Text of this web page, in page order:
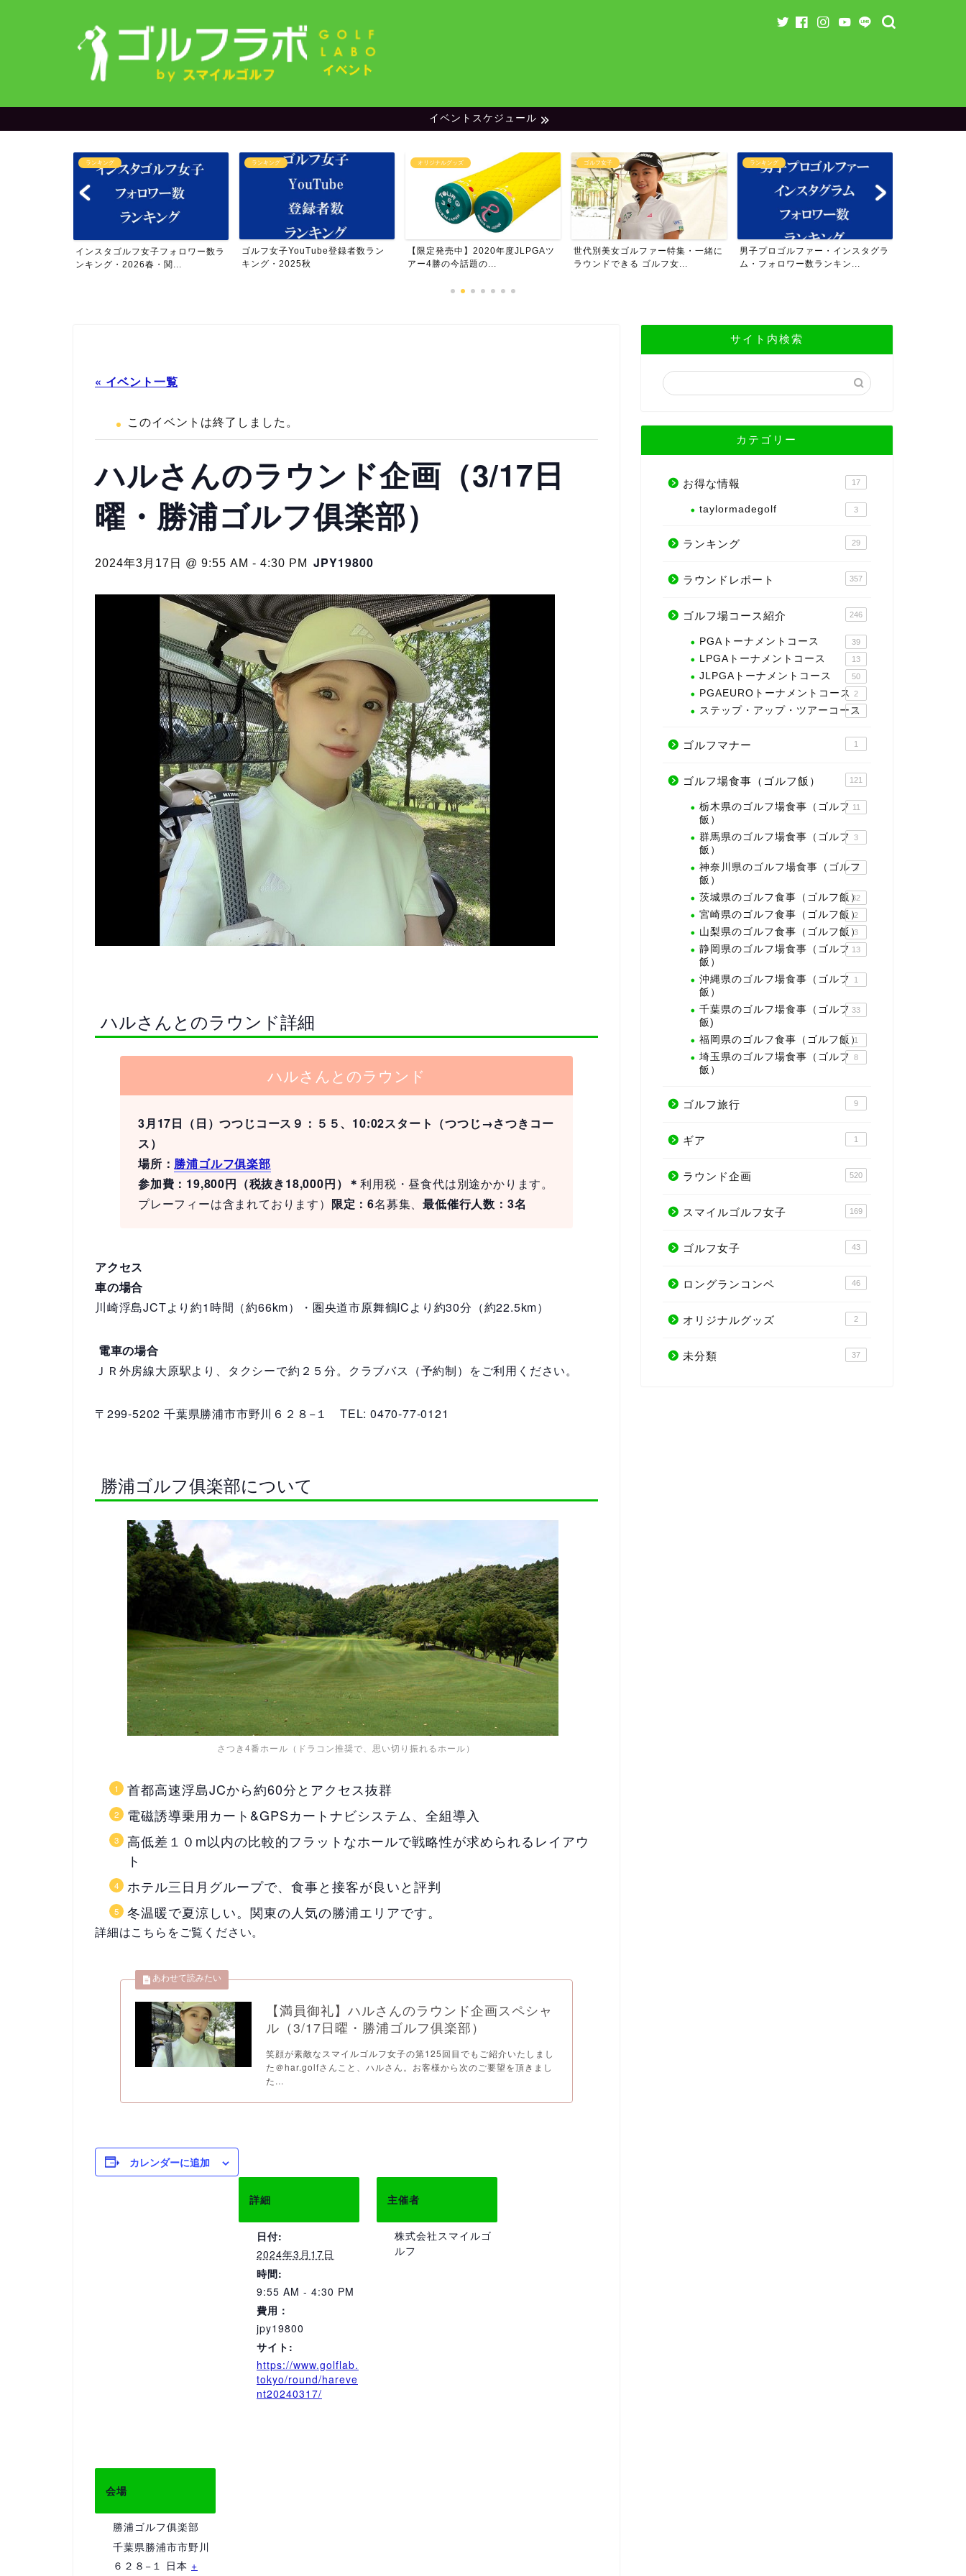
イベントスケジュール
ランキング
インスタゴルフ女子フォロワー数ラ
ンキング・2026春・関...
ランキング
ゴルフ女子YouTube登録者数ラン
キング・2025秋
オリジナルグッズ
【限定発売中】2020年度JLPGAツ
アー4勝の今話題の...
ゴルフ女子
世代別美女ゴルファー特集・一緒に
ラウンドできる ゴルフ女...
ランキング
男子プロゴルファー・インスタグラ
ム・フォロワー数ランキン...
« イベント一覧
このイベントは終了しました。
ハルさんのラウンド企画（3/17日
曜・勝浦ゴルフ俱楽部）
2024年3月17日 @ 9:55 AM - 4:30 PM JPY19800
ハルさんとのラウンド詳細
ハルさんとのラウンド
3月17日（日）つつじコース９：５５、10:02スタート（つつじ→さつきコー
ス）
場所： 勝浦ゴルフ俱楽部
参加費：19,800円（税抜き18,000円）＊利用税・昼食代は別途かかります。
プレーフィーは含まれております） 限定：6名募集、最低催行人数：3名
アクセス
車の場合
川崎浮島JCTより約1時間（約66km）・圏央道市原舞鶴ICより約30分（約22.5km）
電車の場合
ＪＲ外房線大原駅より、タクシーで約２５分。クラブバス（予約制）をご利用ください。
〒299-5202 千葉県勝浦市市野川６２８−１ TEL: 0470-77-0121
勝浦ゴルフ俱楽部について
さつき4番ホール（ドラコン推奨で、思い切り振れるホール）
首都高速浮島JCから約60分とアクセス抜群
電磁誘導乗用カート&GPSカートナビシステム、全組導入
高低差１０m以内の比較的フラットなホールで戦略性が求められるレイアウ
ト
ホテル三日月グループで、食事と接客が良いと評判
冬温暖で夏涼しい。関東の人気の勝浦エリアです。
詳細はこちらをご覧ください。
【満員御礼】ハルさんのラウンド企画スペシャ
ル（3/17日曜・勝浦ゴルフ俱楽部）
笑顔が素敵なスマイルゴルフ女子の第125回目でもご紹介いたしまし
た＠har.golfさんこと、ハルさん。お客様から次のご要望を頂きまし
た...
カレンダーに追加
詳細
日付:
2024年3月17日
時間:
9:55 AM - 4:30 PM
費用：
jpy19800
サイト:
https://www.golflab.
tokyo/round/hareve
nt20240317/
主催者
株式会社スマイルゴ
ルフ
会場
勝浦ゴルフ俱楽部
千葉県勝浦市市野川
６２８−１ 日本 +
サイト内検索
カテゴリー
お得な情報 17
taylormadegolf 3
ランキング 29
ラウンドレポート 357
ゴルフ場コース紹介 246
PGAトーナメントコース 39
LPGAトーナメントコース 13
JLPGAトーナメントコース 50
PGAEUROトーナメントコース 2
ステップ・アップ・ツアーコース
3
ゴルフマナー 1
ゴルフ場食事（ゴルフ飯） 121
栃木県のゴルフ場食事（ゴルフ
飯）
11
群馬県のゴルフ場食事（ゴルフ
飯）
3
神奈川県のゴルフ場食事（ゴルフ
飯）
3
茨城県のゴルフ食事（ゴルフ飯）
32
宮崎県のゴルフ食事（ゴルフ飯）
2
山梨県のゴルフ食事（ゴルフ飯）
3
静岡県のゴルフ場食事（ゴルフ
飯）
13
沖縄県のゴルフ場食事（ゴルフ
飯）
1
千葉県のゴルフ場食事（ゴルフ
飯)
33
福岡県のゴルフ食事（ゴルフ飯）1
埼玉県のゴルフ場食事（ゴルフ
飯）
8
ゴルフ旅行 9
ギア 1
ラウンド企画 520
スマイルゴルフ女子 169
ゴルフ女子 43
ロングランコンペ 46
オリジナルグッズ 2
未分類 37